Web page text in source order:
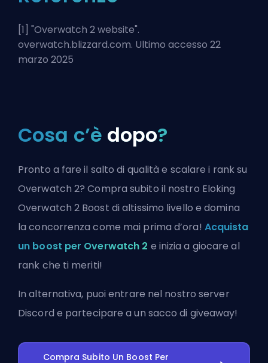
[1] "Overwatch 2 website".
overwatch.blizzard.com. Ultimo accesso 22
marzo 2025
Cosa c’è dopo?
Pronto a fare il salto di qualità e scalare i rank su
Overwatch 2? Compra subito il nostro Eloking
Overwatch 2 Boost di altissimo livello e domina
la concorrenza come mai prima d’ora! Acquista
un boost per Overwatch 2 e inizia a giocare al
rank che ti meriti!
In alternativa, puoientrare nel nostro server
Discord e partecipare a un sacco di giveaway!
Compra Subito Un Boost Per